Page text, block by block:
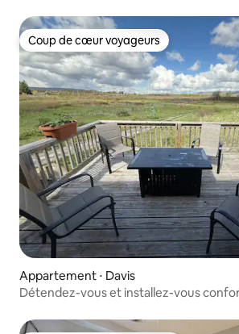
Coup de cœur voyageurs
Coup de cœur voyageurs
Appartement ⋅ Davis
Détendez-vous et installez-vous